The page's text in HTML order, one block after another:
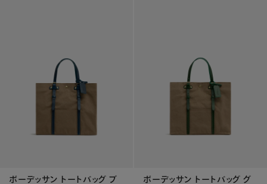
ボーデッサン トートバッグ ブ
ボーデッサン トートバッグ グ